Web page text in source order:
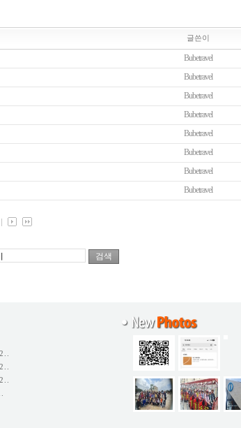
글쓴이
Bubetravel
Bubetravel
Bubetravel
Bubetravel
Bubetravel
Bubetravel
Bubetravel
Bubetravel
.
.
.